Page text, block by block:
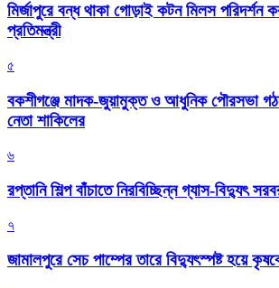
মির্জাপুরে বন্ধ থাকা গোড়াই কটন মিলস পরিদর্শন
প্রতিমন্ত্রী
৫
বকশীগঞ্জে মাদক-জুয়ামুক্ত ও আধুনিক পৌরসভা
নেতা শাকিলের
৬
রপ্তানি শিল্প বাঁচাতে নিরবিচ্ছিন্ন গ্যাস-বিদ্যুৎ
৭
জামালপুরে সেচ পাম্পের তারে বিদ্যুৎস্পষ্ট হয়ে